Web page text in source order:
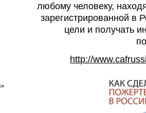
любому человеку,
зарегистрированной в
цели и получать
http://